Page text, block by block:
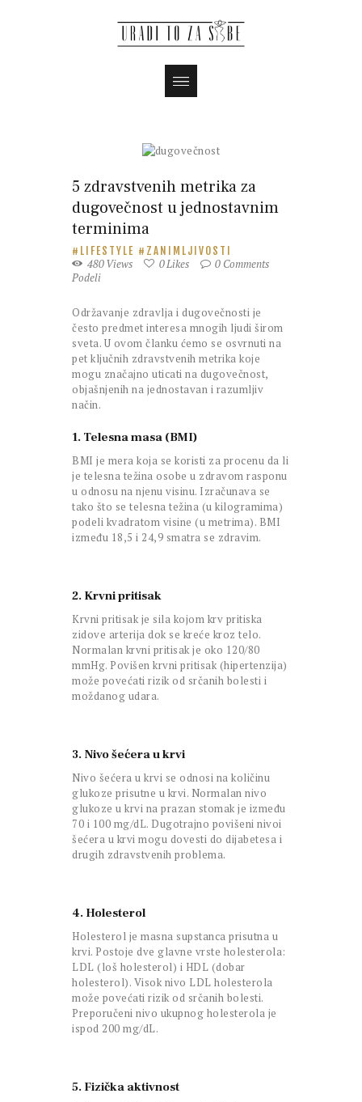
5 zdravstvenih metrika za
dugovečnost u jednostavnim
terminima
LIFESTYLE ZANIMLJIVOSTI
480Views 0Likes 0 Comments
Podeli
Održavanje zdravlja i dugovečnosti je
često predmet interesa mnogih ljudi širom
sveta. U ovom članku ćemo se osvrnuti na
pet ključnih zdravstvenih metrika koje
mogu značajno uticati na dugovečnost,
objašnjenih na jednostavan i razumljiv
način.
1. Telesna masa (BMI)
BMI je mera koja se koristi za procenu da li
je telesna težina osobe u zdravom rasponu
u odnosu na njenu visinu. Izračunava se
tako što se telesna težina (u kilogramima)
podeli kvadratom visine (u metrima). BMI
između 18,5 i 24,9 smatra se zdravim.
2. Krvni pritisak
Krvni pritisak je sila kojom krv pritiska
zidove arterija dok se kreće kroz telo.
Normalan krvni pritisak je oko 120/80
mmHg. Povišen krvni pritisak (hipertenzija)
može povećati rizik od srčanih bolesti i
moždanog udara.
3. Nivo šećera u krvi
Nivo šećera u krvi se odnosi na količinu
glukoze prisutne u krvi. Normalan nivo
glukoze u krvi na prazan stomak je između
70 i 100 mg/dL. Dugotrajno povišeni nivoi
šećera u krvi mogu dovesti do dijabetesa i
drugih zdravstvenih problema.
4. Holesterol
Holesterol je masna supstanca prisutna u
krvi. Postoje dve glavne vrste holesterola:
LDL (loš holesterol) i HDL (dobar
holesterol). Visok nivo LDL holesterola
može povećati rizik od srčanih bolesti.
Preporučeni nivo ukupnog holesterola je
ispod 200 mg/dL.
5. Fizička aktivnost